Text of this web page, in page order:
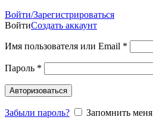
Войти/Зарегистрироваться
ВойтиСоздать аккаунт
Имя пользователя или Email *
Пароль *
Авторизоваться
Забыли пароль?
Запомнить меня